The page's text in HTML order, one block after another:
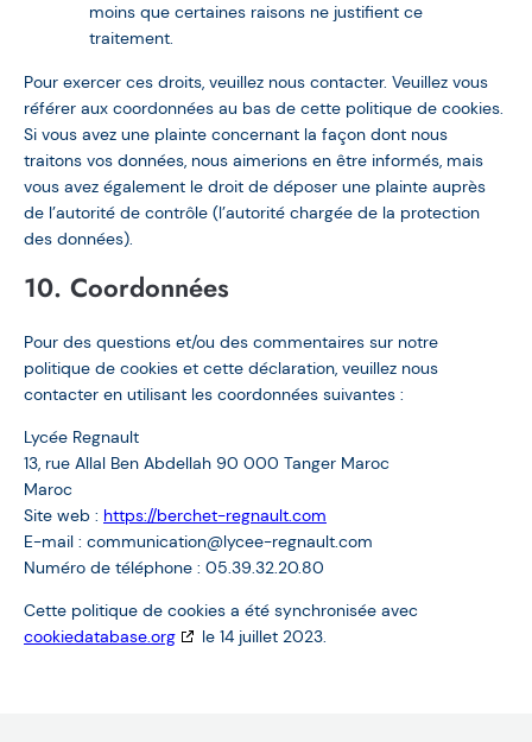
moins que certaines raisons ne justifient ce
traitement.
Pour exercer ces droits, veuillez nous contacter. Veuillez vous
référer aux coordonnées au bas de cette politique de cookies.
Si vous avez une plainte concernant la façon dont nous
traitons vos données, nous aimerions en être informés, mais
vous avez également le droit de déposer une plainte auprès
de l’autorité de contrôle (l’autorité chargée de la protection
des données).
10. Coordonnées
Pour des questions et/ou des commentaires sur notre
politique de cookies et cette déclaration, veuillez nous
contacter en utilisant les coordonnées suivantes :
Lycée Regnault
13, rue Allal Ben Abdellah 90 000 Tanger Maroc
Maroc
Site web : https://berchet-regnault.com
E-mail : communication@lycee-regnault.com
Numéro de téléphone : 05.39.32.20.80
Cette politique de cookies a été synchronisée avec
cookiedatabase.org
le 14 juillet 2023.